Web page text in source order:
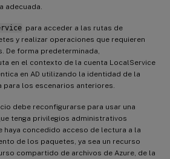
adecuada.
para acceder a las rutas de
y realizar operaciones que requieren
De forma predeterminada,
en el contexto de la cuenta LocalService
en AD utilizando la identidad de la
para los escenarios anteriores.
debe reconfigurarse para usar una
tenga privilegios administrativos
haya concedido acceso de lectura a la
de los paquetes, ya sea un recurso
compartido de archivos de Azure, de la